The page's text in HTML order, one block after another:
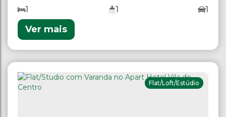
1 1 1
Ver mais
Flat/Loft/Estúdio